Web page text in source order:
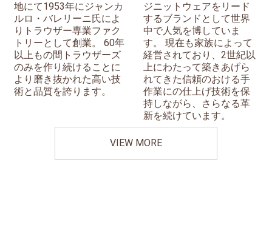
地にて1953年にジャンカ
ルロ・バレリーニ氏によ
りトラウザー専業ファク
トリーとして創業。 60年
以上もの間トラウザーズ
のみを作り続けることに
より磨き抜かれた高い技
術と品質を誇ります。
ジニットウェアをリード
するブランドとして世界
中で人気を博していま
す。 現在も家族によって
経営されており、2世紀以
上にわたって築きあげら
れてきた信頼のおける手
作業にの仕上げ技術を保
持しながら、さらなる革
新を続けています。
VIEW MORE